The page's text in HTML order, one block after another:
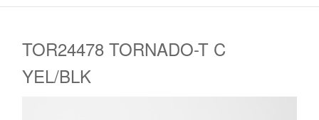
TOR24478 TORNADO-T C
YEL/BLK